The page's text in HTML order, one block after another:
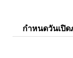
กำหนดวันเปิด